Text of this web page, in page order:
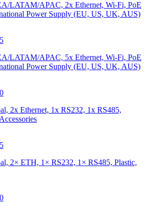
LATAM/APAC, 2x Ethernet, Wi-Fi, PoE
Power Supply (EU, US, UK, AUS)
LATAM/APAC, 5x Ethernet, Wi-Fi, PoE
Power Supply (EU, US, UK, AUS)
2x Ethernet, 1x RS232, 1x RS485,
2× ETH, 1× RS232, 1× RS485, Plastic,